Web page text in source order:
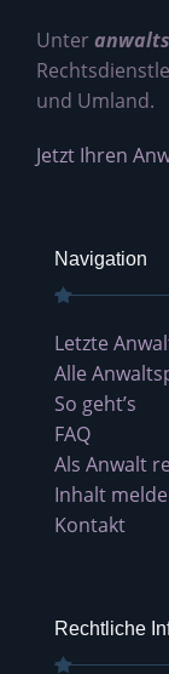
Unter
und Umland.
Jetzt Ihren
Navigation
Letzte
Alle
So geht’s
FAQ
Als Anwalt
Inhalt
Kontakt
Rechtliche